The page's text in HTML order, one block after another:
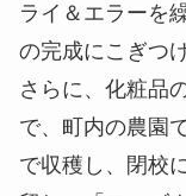
ライ＆エラーを
の完成にこぎつ
さらに、化粧品
で、町内の農園
で収穫し、閉校